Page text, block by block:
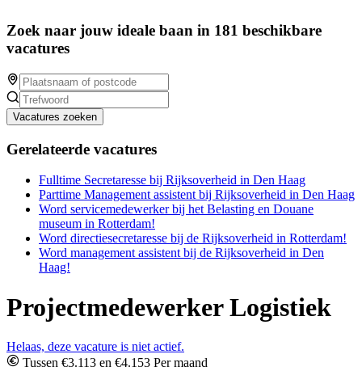
Zoek naar jouw ideale baan in 181 beschikbare
vacatures
Vacatures zoeken
Gerelateerde vacatures
Fulltime Secretaresse bij Rijksoverheid in Den Haag
Parttime Management assistent bij Rijksoverheid in Den Haag
Word servicemedewerker bij het Belasting en Douane
museum in Rotterdam!
Word directiesecretaresse bij de Rijksoverheid in Rotterdam!
Word management assistent bij de Rijksoverheid in Den
Haag!
Projectmedewerker Logistiek
Helaas, deze vacature is niet actief.
Tussen €3.113 en €4.153 Per maand